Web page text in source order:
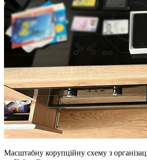
Масштабну корупційну схему з